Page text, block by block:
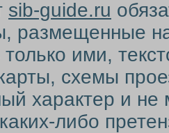
sib-guide.ru
размещенные
только ими,
схемы
характер и
либо